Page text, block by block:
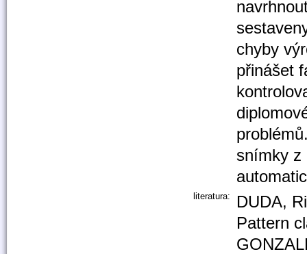
chyby
přinášet
snímky z
literatura:
DUDA,
Pattern